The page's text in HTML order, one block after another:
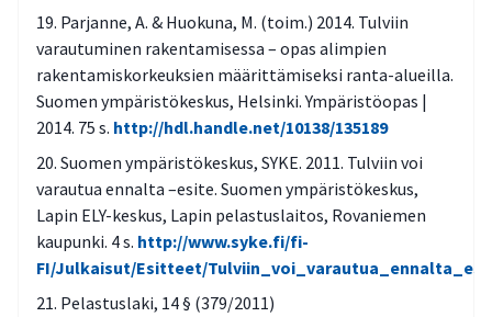
Parjanne, A. & Huokuna, M. (toim.) 2014. Tulviin
varautuminen rakentamisessa – opas alimpien
rakentamiskorkeuksien määrittämiseksi ranta-alueilla.
Suomen ympäristökeskus, Helsinki. Ympäristöopas |
2014. 75 s. http://hdl.handle.net/10138/135189
Suomen ympäristökeskus, SYKE. 2011. Tulviin voi
varautua ennalta –esite. Suomen ympäristökeskus,
Lapin ELY-keskus, Lapin pelastuslaitos, Rovaniemen
kaupunki. 4 s. http://www.syke.fi/fi-
FI/Julkaisut/Esitteet/
Pelastuslaki, 14 § (379/2011)